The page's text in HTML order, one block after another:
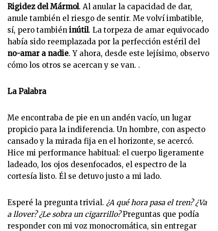
Rigidez del Mármol. Al anular la capacidad de dar,
anule también el riesgo de sentir. Me volví imbatible,
sí, pero también inútil. La torpeza de amar equivocado
había sido reemplazada por la perfección estéril del
no-amar a nadie. Y ahora, desde este lejísimo, observo
cómo los otros se acercan y se van. .
La Palabra
Me encontraba de pie en un andén vacío, un lugar
propicio para la indiferencia. Un hombre, con aspecto
cansado y la mirada fija en el horizonte, se acercó.
Hice mi performance habitual: el cuerpo ligeramente
ladeado, los ojos desenfocados, el espectro de la
cortesía listo. Él se detuvo justo a mi lado.
Esperé la pregunta trivial. ¿A qué hora pasa el tren? ¿Va
a llover? ¿Le sobra un cigarrillo?Preguntas que podía
responder con mi voz monocromática, sin entregar